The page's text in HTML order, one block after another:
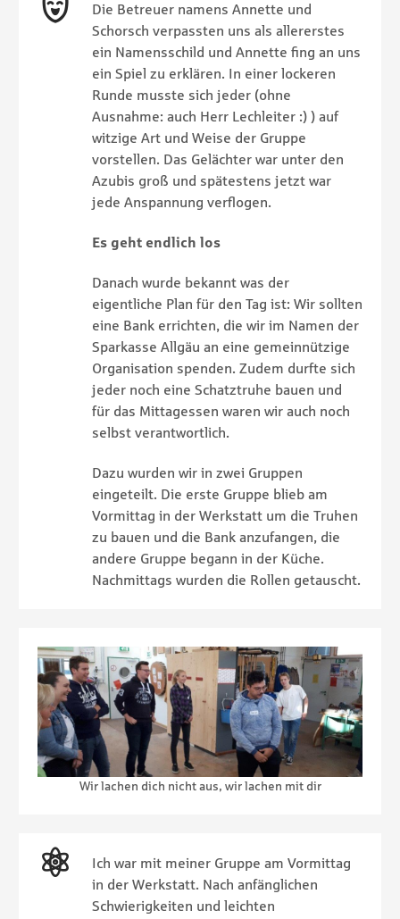
Die Betreuer namens Annette und
Schorsch verpassten uns als allererstes
ein Namensschild und Annette fing an uns
ein Spiel zu erklären. In einer lockeren
Runde musste sich jeder (ohne
Ausnahme: auch Herr Lechleiter :) ) auf
witzige Art und Weise der Gruppe
vorstellen. Das Gelächter war unter den
Azubis groß und spätestens jetzt war
jede Anspannung verflogen.
Es geht endlich los
Danach wurde bekannt was der
eigentliche Plan für den Tag ist: Wir sollten
eine Bank errichten, die wir im Namen der
Sparkasse Allgäu an eine gemeinnützige
Organisation spenden. Zudem durfte sich
jeder noch eine Schatztruhe bauen und
für das Mittagessen waren wir auch noch
selbst verantwortlich.
Dazu wurden wir in zwei Gruppen
eingeteilt. Die erste Gruppe blieb am
Vormittag in der Werkstatt um die Truhen
zu bauen und die Bank anzufangen, die
andere Gruppe begann in der Küche.
Nachmittags wurden die Rollen getauscht.
Wir lachen dich nicht aus, wir lachen mit dir
Ich war mit meiner Gruppe am Vormittag
in der Werkstatt. Nach anfänglichen
Schwierigkeiten und leichten